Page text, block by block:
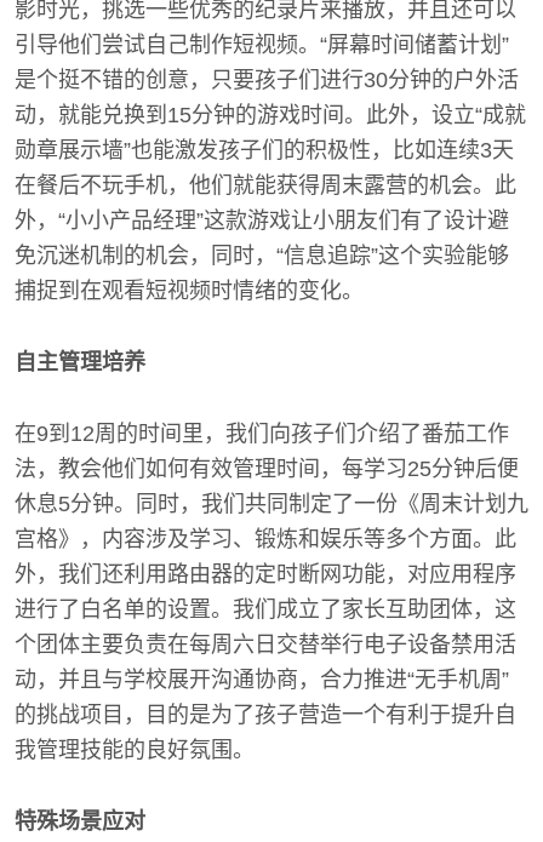
影时光，挑选一些优秀的纪录片来播放，并且还可以
引导他们尝试自己制作短视频。“屏幕时间储蓄计划”
是个挺不错的创意，只要孩子们进行30分钟的户外活
动，就能兑换到15分钟的游戏时间。此外，设立“成就
勋章展示墙”也能激发孩子们的积极性，比如连续3天
在餐后不玩手机，他们就能获得周末露营的机会。此
外，“小小产品经理”这款游戏让小朋友们有了设计避
免沉迷机制的机会，同时，“信息追踪”这个实验能够
捕捉到在观看短视频时情绪的变化。
自主管理培养
在9到12周的时间里，我们向孩子们介绍了番茄工作
法，教会他们如何有效管理时间，每学习25分钟后便
休息5分钟。同时，我们共同制定了一份《周末计划九
宫格》，内容涉及学习、锻炼和娱乐等多个方面。此
外，我们还利用路由器的定时断网功能，对应用程序
进行了白名单的设置。我们成立了家长互助团体，这
个团体主要负责在每周六日交替举行电子设备禁用活
动，并且与学校展开沟通协商，合力推进“无手机周”
的挑战项目，目的是为了孩子营造一个有利于提升自
我管理技能的良好氛围。
特殊场景应对